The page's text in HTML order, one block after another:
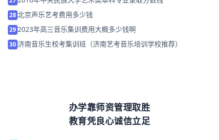
28北京声乐艺考费用多少钱
292023年高三音乐集训费用大概多少钱啊
30 济南音乐生校考集训班（济南艺考音乐培训学校推荐）
办学靠师资管理取胜
教育凭良心诚信立足